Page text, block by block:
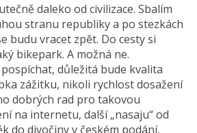
daleko od civilizace. Sbalím
stranu republiky a po stezkách
budu vracet zpět. Do cesty si
bikepark. A možná ne.
důležitá bude kvalita
zážitku, nikoli rychlost dosažení
dobrých rad pro takovou
na internetu, další „nasaju“ od
do divočiny v českém podání,